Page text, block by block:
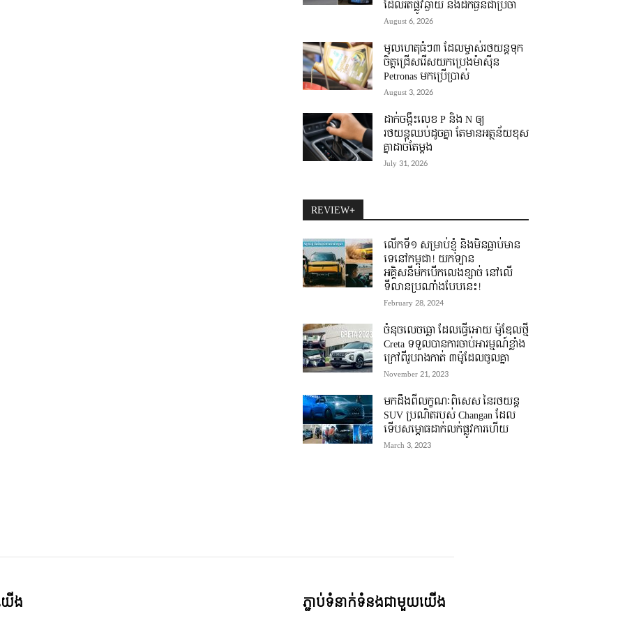
ដែលរត់ផ្លូវឆ្ងាយ និងដឹកធ្ងន់ជាប្រចាំ
August 6, 2026
មូលហេតុធំៗ៣ ដែលម្ចាស់រថយន្តទុក
ចិត្តជ្រើសរើសយកប្រេងម៉ាស៊ីន
Petronas មកប្រើប្រាស់
August 3, 2026
ដាក់ចង្កឹះលេខ P និង N ឲ្យ
រថយន្តឈប់ដូចគ្នា តែមានអត្ថន័យខុស
គ្នាដាច់តែម្តង
July 31, 2026
REVIEW+
លើកទី១ សម្រាប់ខ្ញុំ និងមិនធ្លាប់មាន
ទេនៅកម្ពុជា! យកឡាន
អគ្គិសនីមកបើកលេងខ្សាច់ នៅលើ
ទីលានប្រណាំងបែបនេះ!
February 28, 2024
ចំនុចលេចធ្លោ ដែលធ្វើអោយ ម៉ូឌែលថ្មី
Creta ទទួលបានការចាប់អារម្មណ៍ខ្លាំង
ក្រៅពីរូបរាងកាត់ ៣ម៉ូដែលចូលគ្នា
November 21, 2023
មកដឹងពីលក្ខណៈពិសេស នៃរថយន្ត
SUV ប្រណិតរបស់ Changan ដែល
ទើបសម្ភោធដាក់លក់ផ្លូវការហើយ
March 3, 2023
ើង ភ្ជាប់ទំនាក់ទំនងជាមួយយើង